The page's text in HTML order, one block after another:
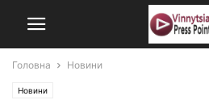
Головна Новини
Новини